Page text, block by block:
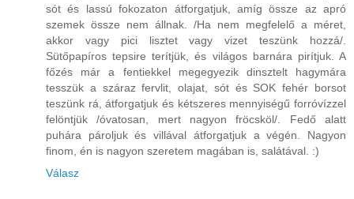
sót és lassú fokozaton átforgatjuk, amíg össze az apró
szemek össze nem állnak. /Ha nem megfelelő a méret,
akkor vagy pici lisztet vagy vizet teszünk hozzá/.
Sütőpapíros tepsire terítjük, és világos barnára pirítjuk. A
főzés már a fentiekkel megegyezik dinsztelt hagymára
tesszük a száraz fervlit, olajat, sót és SOK fehér borsot
teszünk rá, átforgatjuk és kétszeres mennyiségű forróvízzel
felöntjük /óvatosan, mert nagyon fröcsköl/. Fedő alatt
puhára pároljuk és villával átforgatjuk a végén. Nagyon
finom, én is nagyon szeretem magában is, salátával. :)
Válasz